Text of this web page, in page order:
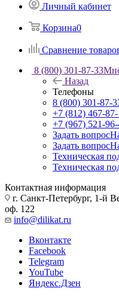
Личный кабинет
Корзина0
Сравнение
8 (800) 301-87-33
Назад
Телефоны
8 (800) 301-87-
+7 (812) 467-87-
+7 (967) 521-
Задать вопрос
Задать вопрос
Техническая
Техническая
Контактная информация
г. Санкт-Петербург, 1-й
оф. 122
info@dilikat.ru
Вконтакте
Facebook
Telegram
YouTube
Яндекс.Дзен